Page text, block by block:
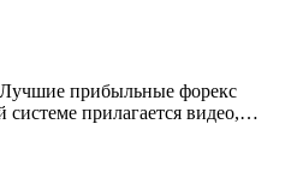
прибыльные форекс
системе прилагается видео,…